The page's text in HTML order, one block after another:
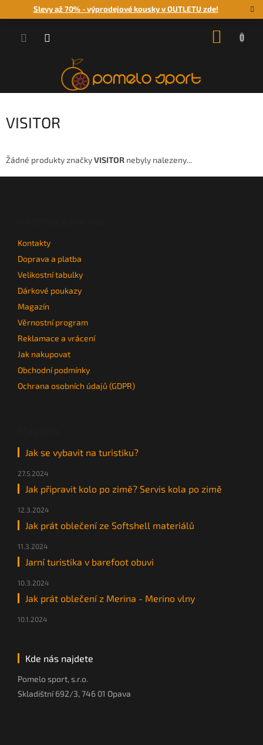
Slevy až 70% - výprodejové kousky v OUTLETU zde!
VISITOR
Žádné produkty značkyVISITOR nebyly nalezeny...
Kontakty
Doprava a platba
Velikostní tabulky
Dárkové poukazy
Magazín
Věrnostní program
Reklamace a vrácení
Jak nakupovat
Obchodní podmínky
Ochrana osobních údajů (GDPR)
Jak se vybavit na turistiku?
27.5.2024
Jak připravit kolo po zimě? Servis kola po zimě
12.3.2024
Jak prát oblečení ze Softshell materiálů
11.3.2024
Jarní turistika v barefoot obuvi
10.3.2024
Jak prát oblečení z Merina - Merino vlny
10.1.2024
Kde nás najdete
Pomelo sport, s.r.o.
Skladištní 692/3, 746 01 Opava